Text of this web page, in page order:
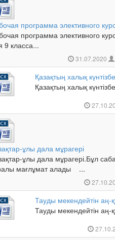
программа элективного
программа элективного
9 класса...
31.07.2020
Қазақтың халық
Қазақтың халық
ұлы дала мұрагері
ұлы дала мұрагері.Бұл
мағлұмат алады ...
Тауды мекендейтін аң-
Тауды